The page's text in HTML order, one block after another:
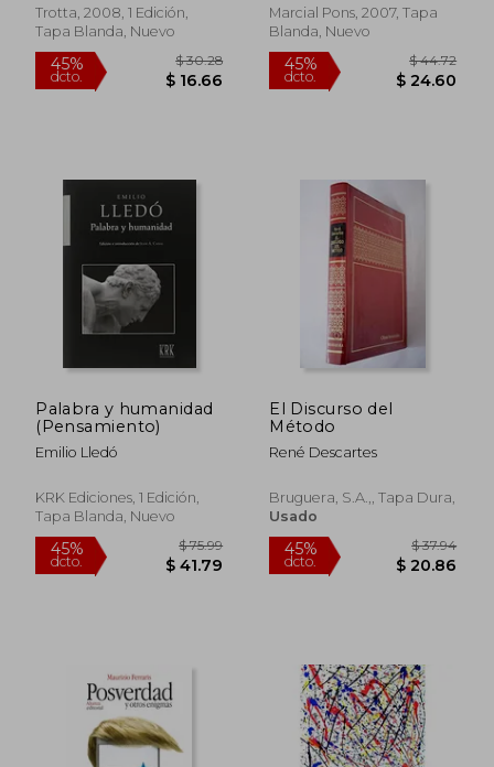
Trotta, 2008, 1 Edición,
Tapa Blanda, Nuevo
45%
dcto.
Marcial Pons, 2007, Tapa
Blanda, Nuevo
45%
dcto.
Palabra y humanidad
(Pensamiento)
Emilio Lledó
KRK Ediciones, 1 Edición,
Tapa Blanda, Nuevo
El Discurso del
Método
René Descartes
Bruguera, S.A.,, Tapa Dura,
Usado